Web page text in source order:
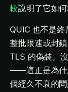
較說明了它如何
QUIC 也不是
整批限速或封
TLS 的偽裝。
——這正是為什
個經久不衰的